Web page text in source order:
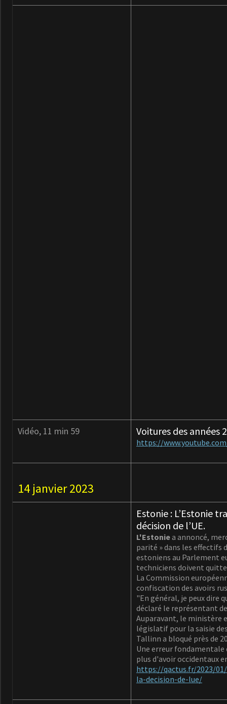
Vidéo, 11 min 59 Voitures des années
https://
14 janvier 2023
Estonie : L’Estonie
décision de l’UE.
L'Estoniea annoncé,
parité » dans les effectifs
estoniens au Parlement
techniciens doivent
La Commission
confiscation des avoirs
"En général, je peux dire
déclaré le représentant
Auparavant, le ministère
législatif pour la saisie
Tallinn a bloqué près de
Une erreur fondamentale
plus d'avoir occidentaux
https://qactus.fr/2023/
la-decision-de-lue/